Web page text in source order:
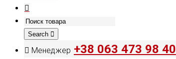
Search
Менеджер +38 063 473 98 40